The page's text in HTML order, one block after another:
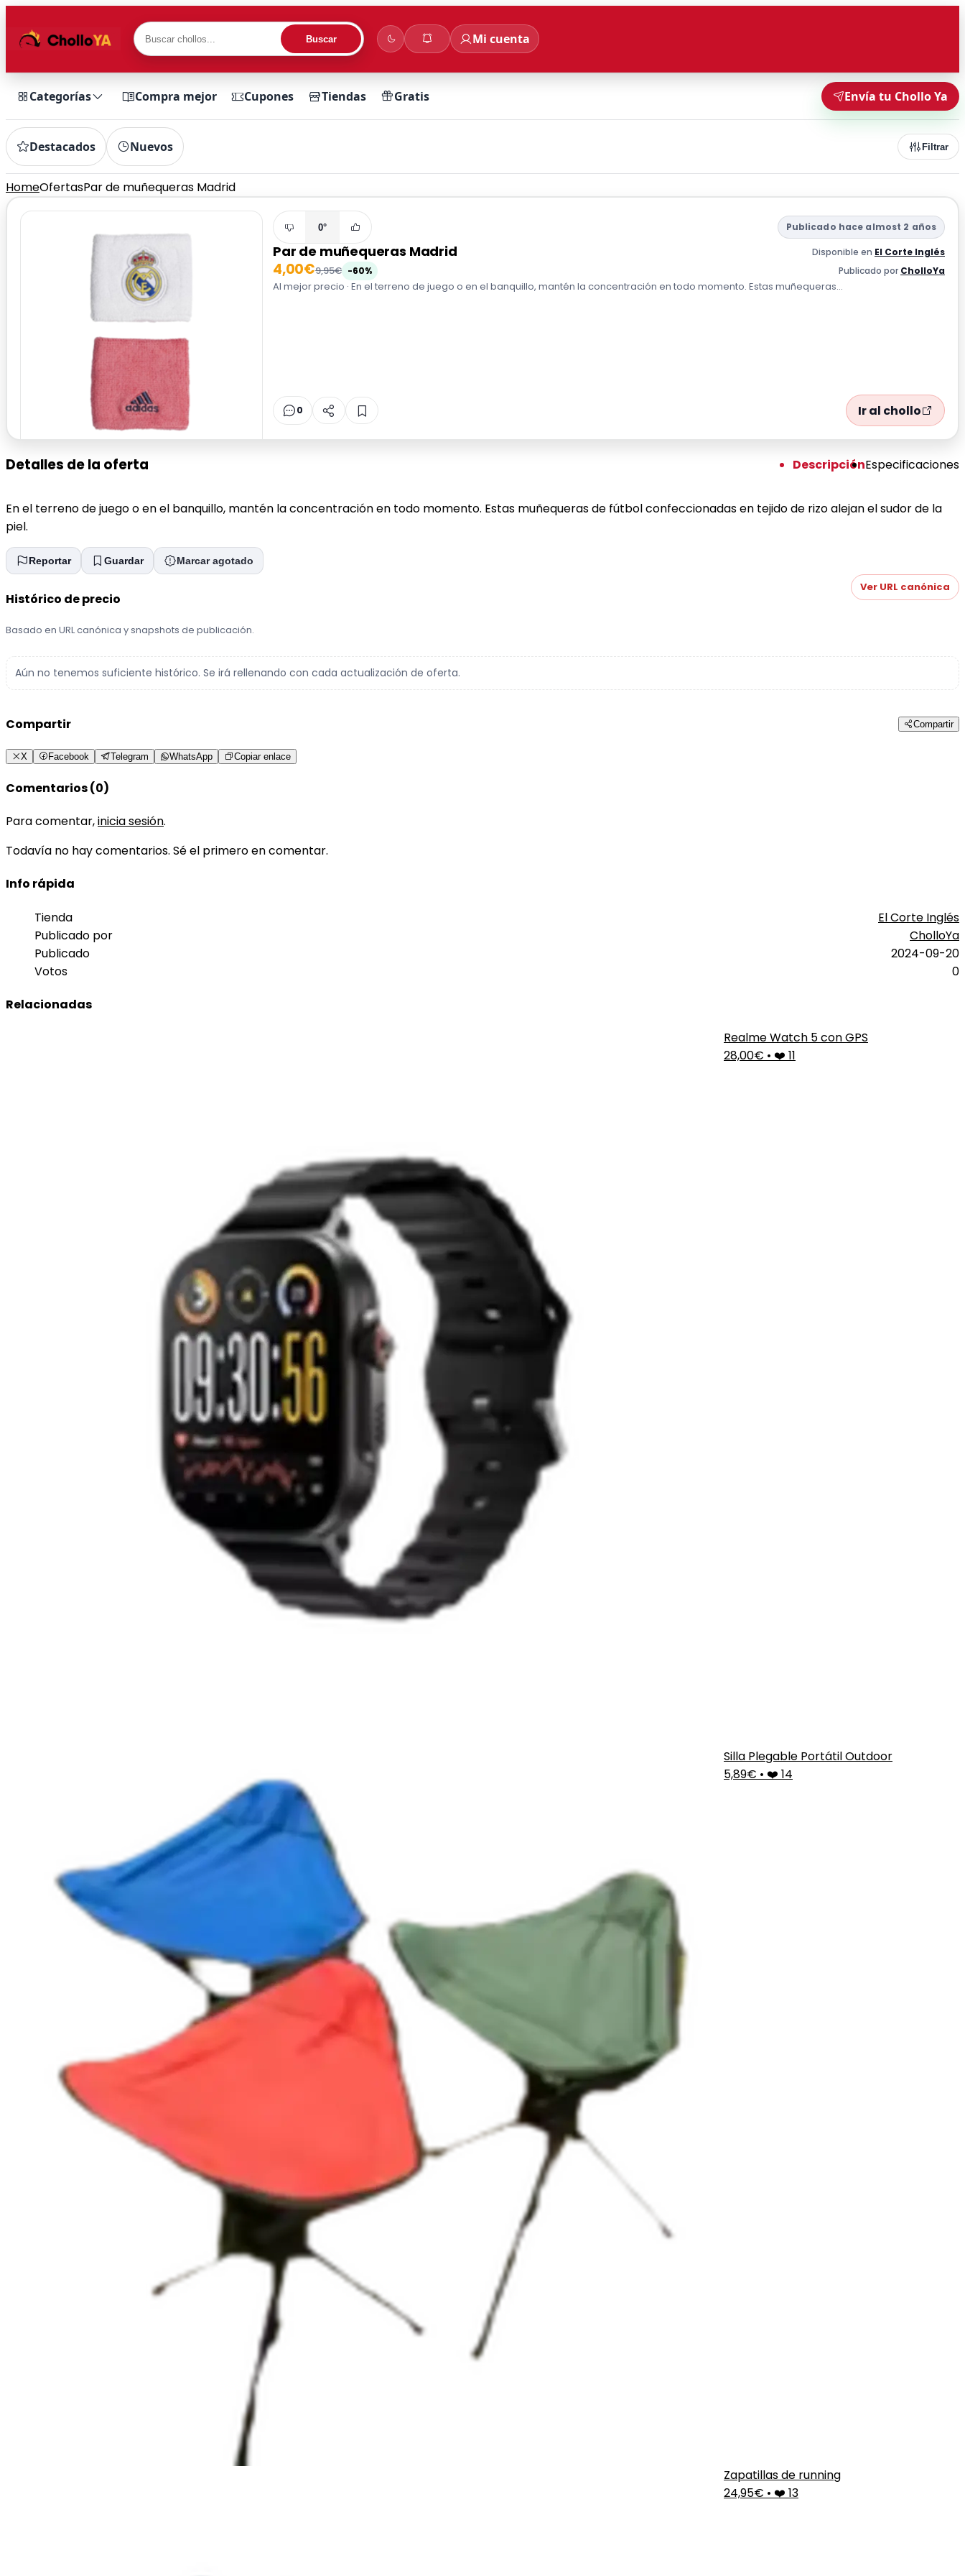
Buscar Mi cuenta
Categorías Compra mejor Cupones Tiendas Gratis Envía tu Chollo Ya
Destacados Nuevos Filtrar
HomeOfertasPar de muñequeras Madrid
0° Publicado hace almost 2 años
Par de muñequeras Madrid Disponible en El Corte Inglés
4,00€9,95€ -60% Publicado por CholloYa
Al mejor precio · En el terreno de juego o en el banquillo, mantén la concentración en todo momento. Estas muñequeras...
0 Ir al chollo
Detalles de la oferta DescripciónEspecificaciones
En el terreno de juego o en el banquillo, mantén la concentración en todo momento. Estas muñequeras de fútbol confeccionadas en tejido de rizo alejan el sudor de la
piel.
Reportar Guardar Marcar agotado
Histórico de precio
Basado en URL canónica y snapshots de publicación.
Ver URL canónica
Aún no tenemos suficiente histórico. Se irá rellenando con cada actualización de oferta.
Compartir Compartir
X Facebook Telegram WhatsApp Copiar enlace
Comentarios (0)
Para comentar,inicia sesión.
Todavía no hay comentarios. Sé el primero en comentar.
Info rápida
Tienda
El Corte Inglés
Publicado por
CholloYa
Publicado
2024-09-20
Votos
0
Relacionadas
Realme Watch 5 con GPS
28,00€ • ❤️ 11
Silla Plegable Portátil Outdoor
5,89€ • ❤️ 14
Zapatillas de running
24,95€ • ❤️ 13